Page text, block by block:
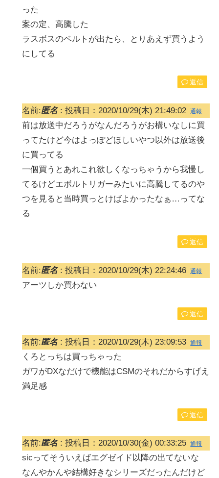
った
案の定、高騰した
ラスボスのベルトが出たら、とりあえず買うよう
にしてる
返信
名前:匿名: 投稿日：2020/10/29(木) 21:49:02 通報
前は放送中だろうがなんだろうがお構いなしに買
ってたけど今はよっぽどほしいやつ以外は放送後
に買ってる
一個買うとあれこれ欲しくなっちゃうから我慢し
てるけどエボルトリガーみたいに高騰してるのや
つを見ると当時買っとけばよかったなぁ…ってな
る
返信
名前:匿名: 投稿日：2020/10/29(木) 22:24:46 通報
アーツしか買わない
返信
名前:匿名: 投稿日：2020/10/29(木) 23:09:53 通報
くろとっちは買っちゃった
ガワがDXなだけで機能はCSMのそれだからすげえ
満足感
返信
名前:匿名: 投稿日：2020/10/30(金) 00:33:25 通報
sicってそういえばエグゼイド以降の出てないな
なんやかんや結構好きなシリーズだったんだけど